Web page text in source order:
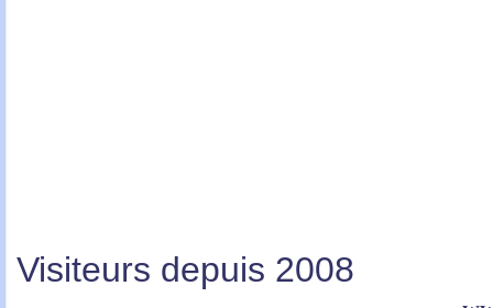
Visiteurs depuis 2008